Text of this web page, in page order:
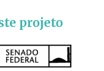
projeto